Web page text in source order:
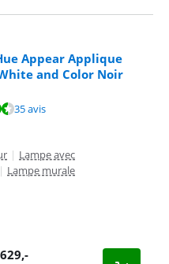
Appear Applique
and Color Noir
avis.
35 avis
| Lampe avec
| Lampe murale
629,-